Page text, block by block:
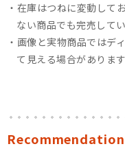
在庫はつねに変動して
ない商品でも完売して
画像と実物商品ではデ
て見える場合がありま
Recommendation